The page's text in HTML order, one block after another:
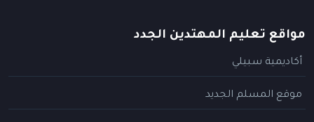
مواقع تعليم المهتدين الجدد
أكاديمية سبيلي
موقع المسلم الجديد